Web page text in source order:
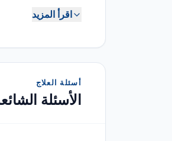
اقرأ المزيد
أسئلة العلاج
الأسئلة